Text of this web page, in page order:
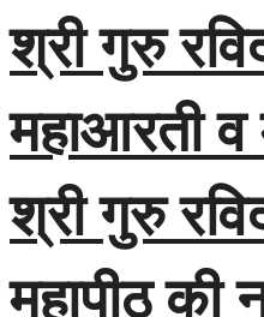
श्री गुरु
महाआरती व
श्री गुरु
महापीठ की